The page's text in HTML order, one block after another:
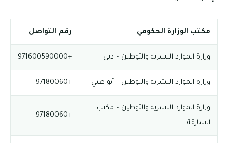
مكتب الوزارة الحكومي رقم التواصل
وزارة الموارد البشرية والتوطين – دبي +971600590000
وزارة الموارد البشرية والتوطين – أبو ظبي +97180060
وزارة الموارد البشرية والتوطين – مكتب
الشارقة
+97180060